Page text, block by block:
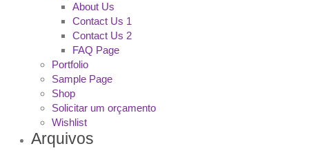
About Us
Contact Us 1
Contact Us 2
FAQ Page
Portfolio
Sample Page
Shop
Solicitar um orçamento
Wishlist
Arquivos